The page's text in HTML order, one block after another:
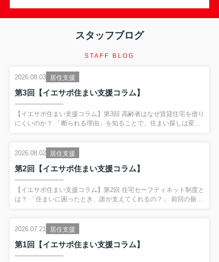
スタッフブログ
STAFF BLOG
2026.08.03 居住支援
第3回【イエサポ住まい支援コラム】
【イエサポ住まい支援コラム】第3回 高齢者はなぜ賃貸住宅を借り
にくいのか？ 「断られる理由」を知ることで、住まい探しは変わ
方を地域全体で支える制度があり、その制度を活用するために
は、行政・福祉・医療・不動産が連携することが大切だというお
話をしました。 今回は、私たちが日々もっとも多く相談を受ける
テーマの一つ、 「高齢者はなぜ賃貸住宅を借りにくいのか？」 に
ついて、現場の経験をもとにお伝えします。 「高齢だから断られ
た」 本当に年齢だけが理由なのでしょうか？ 「75歳だから...
2026.08.02 居住支援
第2回【イエサポ住まい支援コラム】
【イエサポ住まい支援コラム】第2回 住宅セーフティネット制度と
は？ 「住まいに困ったとき、誰が支えてくれるの？」 前回の振り
が大切」 というテーマでお話ししました。 住所不定高齢者、DV
避難、ゴミ屋敷の事例からも分かるように、住まいは生活の土台
です。 今回は、その土台を地域で支える仕組みである住宅セーフ
ティネット制度について、分かりやすくご紹介します。 住宅セー
2026.07.21 居住支援
第1回【イエサポ住まい支援コラム】